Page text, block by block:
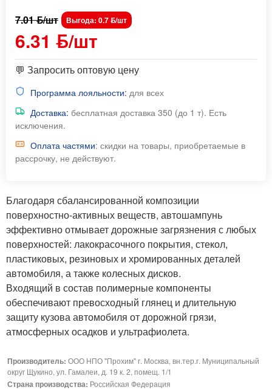
6.31 ƃ/шт
7.01 ƃ/шт Выгода: 0.7 ƃ/шт
💬 Запросить оптовую цену
Программа лояльности: для всех
Доставка: бесплатная доставка 350 (до 1 т). Есть
исключения.
Оплата частями: скидки на товары, приобретаемые в
рассрочку, не действуют.
Благодаря сбалансированной композиции
поверхностно-активных веществ, автошампунь
эффективно отмывает дорожные загрязнения с любых
поверхностей: лакокрасочного покрытия, стекол,
пластиковых, резиновых и хромированных деталей
автомобиля, а также колесных дисков.
Входящий в состав полимерные компоненты
обеспечивают превосходный глянец и длительную
защиту кузова автомобиля от дорожной грязи,
атмосферных осадков и ультрафиолета.
Производитель: ООО НПО "Прохим" г. Москва, вн.тер.г. Муниципальный
округ Щукино, ул. Гамалеи, д. 19 к. 2, помещ. 1/1
Страна производства: Российская Федерация